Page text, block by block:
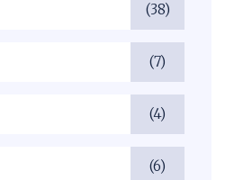
(38)
(7)
(4)
(6)